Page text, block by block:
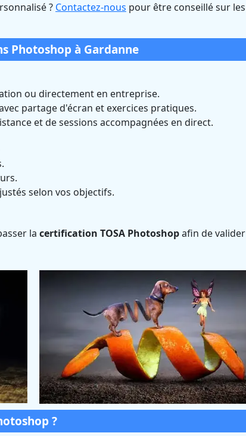
? Contactez-nous pour être conseillé sur les
Photoshop à Gardanne
ou directement en entreprise.
partage d'écran et exercices pratiques.
et de sessions accompagnées en direct.
selon vos objectifs.
la certification TOSA Photoshopafin de valider
?